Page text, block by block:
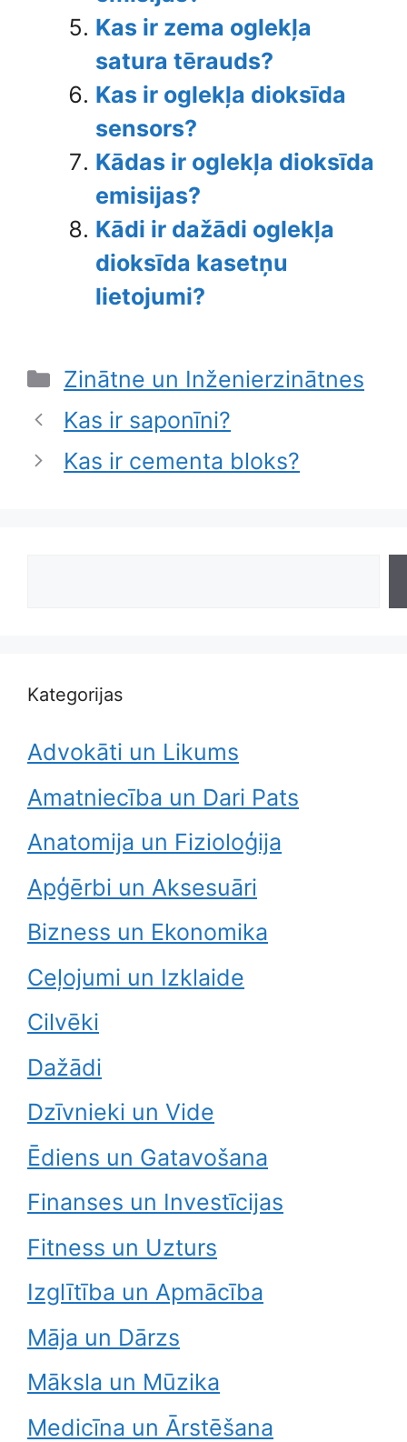
Kas ir zema oglekļa
satura tērauds?
Kas ir oglekļa dioksīda
sensors?
Kādas ir oglekļa dioksīda
emisijas?
Kādi ir dažādi oglekļa
dioksīda kasetņu
lietojumi?
Categories
Zinātne un Inženierzinātnes
Kas ir saponīni?
Kas ir cementa bloks?
Kategorijas
Advokāti un Likums
Amatniecība un Dari Pats
Anatomija un Fizioloģija
Apģērbi un Aksesuāri
Bizness un Ekonomika
Ceļojumi un Izklaide
Cilvēki
Dažādi
Dzīvnieki un Vide
Ēdiens un Gatavošana
Finanses un Investīcijas
Fitness un Uzturs
Izglītība un Apmācība
Māja un Dārzs
Māksla un Mūzika
Medicīna un Ārstēšana